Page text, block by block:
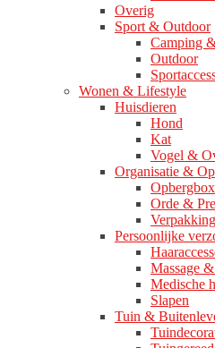
Overig
Sport & Outdoor
Camping
Outdoor
Wonen & Lifestyle
Huisdieren
Hond
Kat
Vogel &
Organisatie &
Orde &
Persoonlijke
Massage
Medische
Slapen
Tuin &